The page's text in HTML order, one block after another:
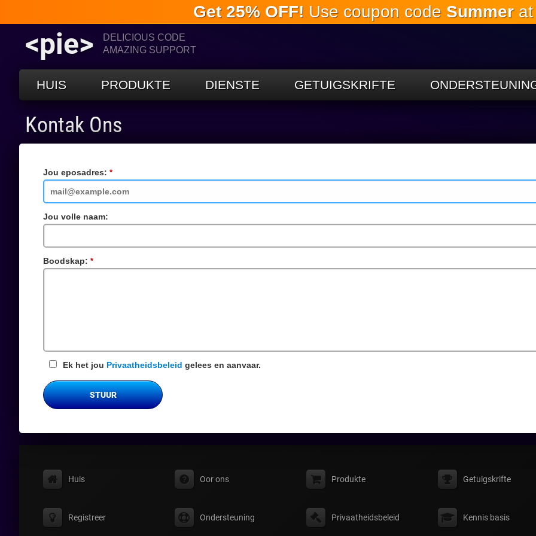
Slaan oor
na die
Get 25% OFF! Use coupon code Summerat
<pie>
DELICIOUS CODE
AMAZING SUPPORT
HUIS PRODUKTE DIENSTE GETUIGSKRIFTE
Kontak Ons
Jou eposadres:
veld
Jou volle naam:
Boodskap:
veld
Ek het jou Privaatheidsbeleid gelees en aanvaar.
STUUR
Huis Oor ons Produkte Getuigskrifte
Registreer Ondersteuning Privaatheidsbeleid Kennis basis